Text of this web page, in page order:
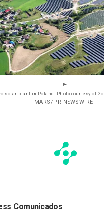
solar plant in Poland. Photo courtesy of
- MARS/PR NEWSWIRE
Comunicados